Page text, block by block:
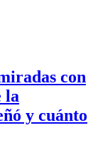
con
la
y cuánto